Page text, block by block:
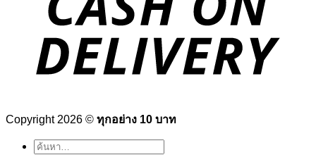
Copyright 2026 © ทุกอย่าง 10 บาท
ค้นหา: